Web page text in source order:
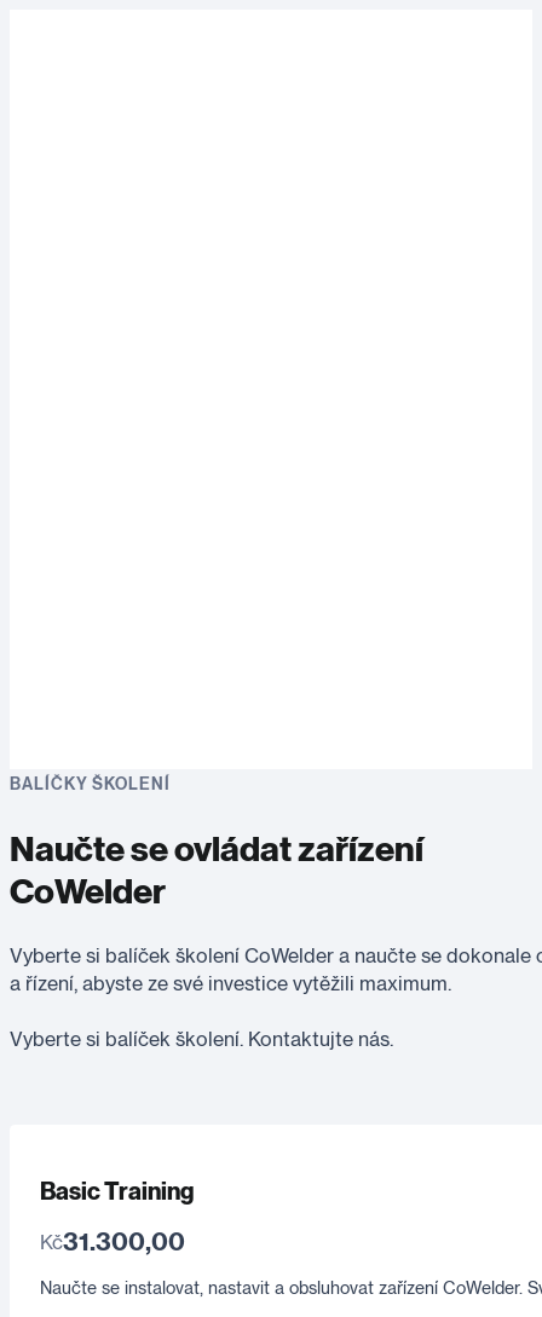
BALÍČKY ŠKOLENÍ
Naučte se ovládat zařízení
CoWelder
Vyberte si balíček školení CoWelder a naučte se
a řízení, abyste ze své investice vytěžili maximum.
Vyberte si balíček školení. Kontaktujte nás.
Basic Training
Kč31.300,00
Naučte se instalovat, nastavit a obsluhovat zařízení CoWelder.